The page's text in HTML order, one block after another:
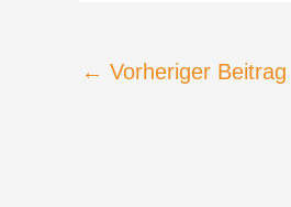
← Vorheriger Beitrag